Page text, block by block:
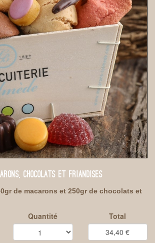
CHOCOLATS ET FRIANDISES
de macarons et 250gr de chocolats et
Quantité Total